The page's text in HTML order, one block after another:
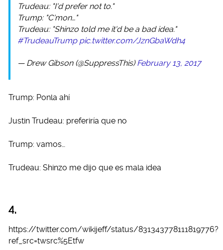
Trudeau: "I'd prefer not to."
Trump: "C'mon…"
Trudeau: "Shinzo told me it'd be a bad idea."
#TrudeauTrump pic.twitter.com/JznGbaWdh4
— Drew Gibson (@SuppressThis)February 13, 2017
Trump: Ponla ahí
Justin Trudeau: preferiría que no
Trump: vamos…
Trudeau: Shinzo me dijo que es mala idea
4.
https://twitter.com/wikijeff/status/831343778111819776?
ref_src=twsrc%5Etfw